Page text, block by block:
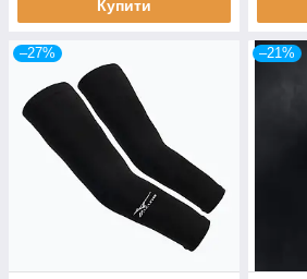
Купити
–27% –21%